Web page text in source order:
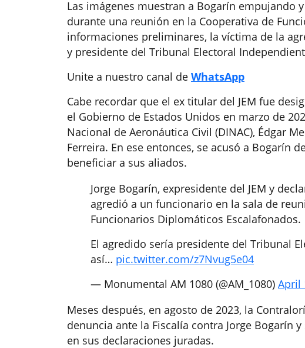
Las imágenes muestran a Bogarín empujando
durante una reunión en la Cooperativa de
informaciones preliminares, la víctima de la
y presidente del Tribunal Electoral
Unite a nuestro canal de WhatsApp
Cabe recordar que el ex titular del JEM fue
el Gobierno de Estados Unidos en marzo de
Nacional de Aeronáutica Civil (DINAC), Édgar
Ferreira. En ese entonces, se acusó a Bogarín
beneficiar a sus aliados.
Jorge Bogarín, expresidente del JEM y
agredió a un funcionario en la sala de
Funcionarios Diplomáticos Escalafonados.
El agredido sería presidente del Tribunal
así… pic.twitter.com/z7Nvug5e04
— Monumental AM 1080 (@AM_1080) April
Meses después, en agosto de 2023, la
denuncia ante la Fiscalía contra Jorge Bogarín
en sus declaraciones juradas.